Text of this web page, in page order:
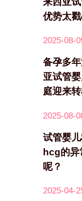
优势太
2025-08-
备孕多
亚试管
庭迎来
2025-08-
试管婴
hcg的异
呢？
2025-04-